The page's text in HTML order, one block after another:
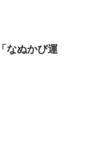
なぬかび運